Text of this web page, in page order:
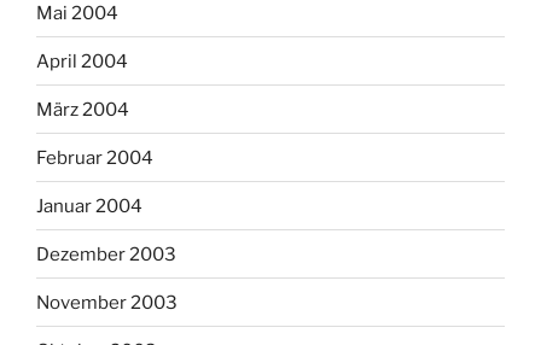
Mai 2004
April 2004
März 2004
Februar 2004
Januar 2004
Dezember 2003
November 2003